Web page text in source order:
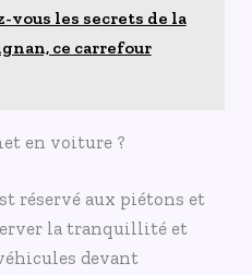
vous les secrets de la
ce carrefour
en voiture ?
réservé aux piétons et
la tranquillité et
devant